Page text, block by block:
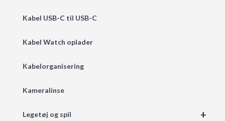
Kabel USB-C til USB-C
Kabel Watch oplader
Kabelorganisering
Kameralinse
+
Legetøj og spil